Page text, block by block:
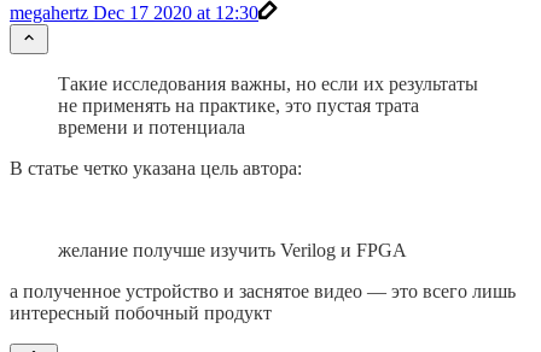
megahertz Dec 17 2020 at 12:30
Такие исследования важны, но если их результаты
не применять на практике, это пустая трата
времени и потенциала
В статье четко указана цель автора:
желание получше изучить Verilog и FPGA
а полученное устройство и заснятое видео — это всего лишь
интересный побочный продукт